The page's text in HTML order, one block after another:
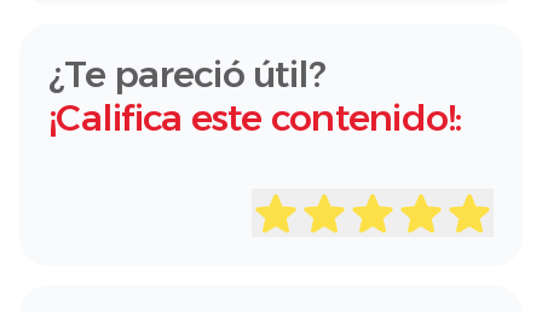
¿Te pareció útil?
¡Califica este contenido!: